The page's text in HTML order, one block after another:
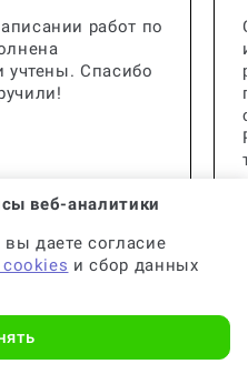
работ по
учтены. Спасибо
веб-аналитики
даете согласие
и сбор данных